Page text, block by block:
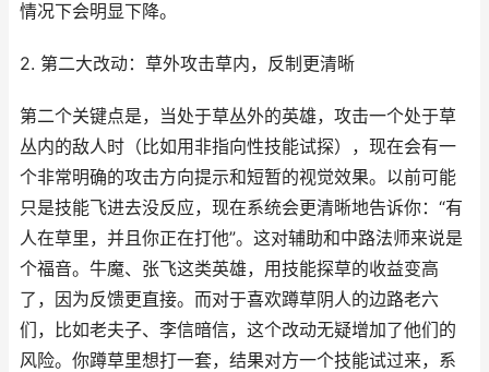
情况下会明显下降。
2. 第二大改动：草外攻击草内，反制更清晰
第二个关键点是，当处于草丛外的英雄，攻击一个处于草
丛内的敌人时（比如用非指向性技能试探），现在会有一
个非常明确的攻击方向提示和短暂的视觉效果。以前可能
只是技能飞进去没反应，现在系统会更清晰地告诉你：“有
人在草里，并且你正在打他”。这对辅助和中路法师来说是
个福音。牛魔、张飞这类英雄，用技能探草的收益变高
了，因为反馈更直接。而对于喜欢蹲草阴人的边路老六
们，比如老夫子、李信暗信，这个改动无疑增加了他们的
风险。你蹲草里想打一套，结果对方一个技能试过来，系